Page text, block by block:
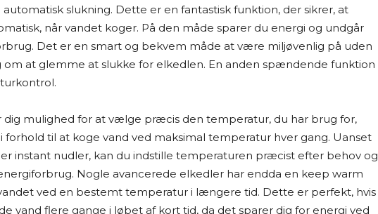
slukning. Dette er en fantastisk funktion, der sikrer, at
når vandet koger. På den måde sparer du energi og undgår
Det er en smart og bekvem måde at være miljøvenlig på uden
om at glemme at slukke for elkedlen. En anden spændende funktion
dig mulighed for at vælge præcis den temperatur, du har brug for,
forhold til at koge vand ved maksimal temperatur hver gang. Uanset
instant nudler, kan du indstille temperaturen præcist efter behov og
Nogle avancerede elkedler har endda en keep warm
ved en bestemt temperatur i længere tid. Dette er perfekt, hvis
vand flere gange i løbet af kort tid, da det sparer dig for energi ved